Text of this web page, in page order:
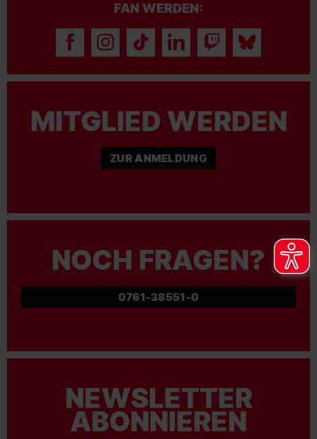
FAN WERDEN:
MITGLIED WERDEN
ZUR ANMELDUNG
NOCH FRAGEN?
0761-38551-0
NEWSLETTER
ABONNIEREN